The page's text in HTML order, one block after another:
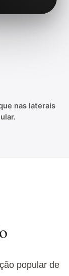
nas laterais
popular de